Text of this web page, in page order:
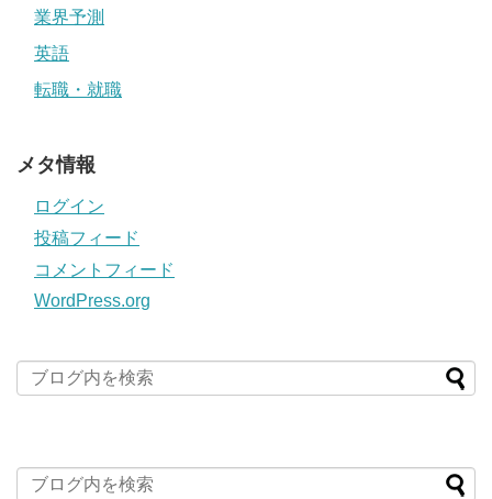
業界予測
英語
転職・就職
メタ情報
ログイン
投稿フィード
コメントフィード
WordPress.org